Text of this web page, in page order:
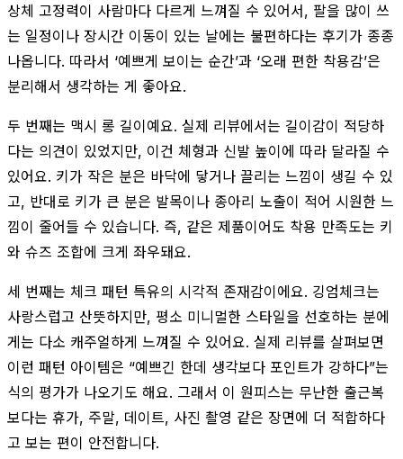
상체 고정력이 사람마다 다르게 느껴질 수 있어서, 팔을 많이 쓰
는 일정이나 장시간 이동이 있는 날에는 불편하다는 후기가 종종
나옵니다. 따라서 ‘예쁘게 보이는 순간’과 ‘오래 편한 착용감’은
분리해서 생각하는 게 좋아요.
두 번째는 맥시 롱 길이예요. 실제 리뷰에서는 길이감이 적당하
다는 의견이 있었지만, 이건 체형과 신발 높이에 따라 달라질 수
있어요. 키가 작은 분은 바닥에 닿거나 끌리는 느낌이 생길 수 있
고, 반대로 키가 큰 분은 발목이나 종아리 노출이 적어 시원한 느
낌이 줄어들 수 있습니다. 즉, 같은 제품이어도 착용 만족도는 키
와 슈즈 조합에 크게 좌우돼요.
세 번째는 체크 패턴 특유의 시각적 존재감이에요. 깅엄체크는
사랑스럽고 산뜻하지만, 평소 미니멀한 스타일을 선호하는 분에
게는 다소 캐주얼하게 느껴질 수 있어요. 실제 리뷰를 살펴보면
이런 패턴 아이템은 “예쁘긴 한데 생각보다 포인트가 강하다”는
식의 평가가 나오기도 해요. 그래서 이 원피스는 무난한 출근복
보다는 휴가, 주말, 데이트, 사진 촬영 같은 장면에 더 적합하다
고 보는 편이 안전합니다.